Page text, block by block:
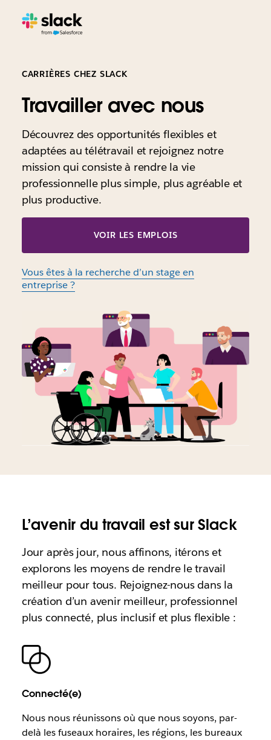
CARRIÈRES CHEZ SLACK
Travailler avec nous
Découvrez des opportunités flexibles et
adaptées au télétravail et rejoignez notre
mission qui consiste à rendre la vie
professionnelle plus simple, plus agréable et
plus productive.
VOIR LES EMPLOIS
Vous êtes à la recherche d’un stage en
entreprise ?
L’avenir du travail est sur Slack
Jour après jour, nous affinons, itérons et
explorons les moyens de rendre le travail
meilleur pour tous. Rejoignez-nous dans la
création d’un avenir meilleur, professionnel
plus connecté, plus inclusif et plus flexible :
Connecté(e)
Nous nous réunissons où que nous soyons, par-
delà les fuseaux horaires, les régions, les bureaux